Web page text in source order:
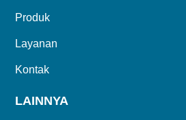
Produk
Layanan
Kontak
LAINNYA